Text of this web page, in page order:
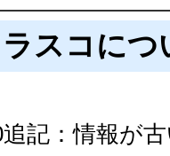
スコに
追記：情報が